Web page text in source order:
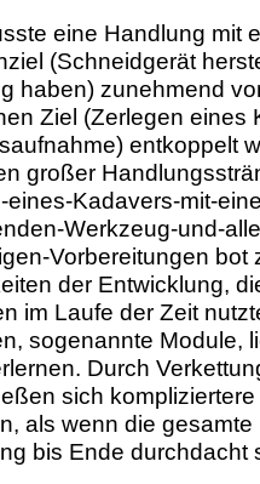
eine Handlung mit
(Schneidgerät
haben) zunehmend
Ziel (Zerlegen eines
entkoppelt
großer
eines-Kadavers-mit-
Werkzeug-und-
Vorbereitungen bot
der Entwicklung,
im Laufe der Zeit
sogenannte Module,
Durch
sich kompliziertere
als wenn die gesamte
bis Ende durchdacht